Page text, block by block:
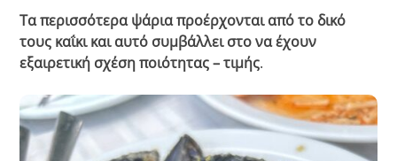
Τα περισσότερα ψάρια προέρχονται από το δικό
τους καΐκι και αυτό συμβάλλει στο να έχουν
εξαιρετική σχέση ποιότητας – τιμής.